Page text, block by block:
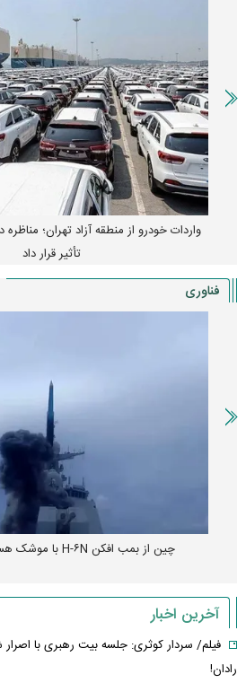
واردات خودرو از منطقه آزاد تهران؛
تأثیر قرار داد
فناوری
چین از بمب افکن H-۶N با موشک هسته‌ای رونمایی کرد
آخرین اخبار
فیلم/ سردار کوثری: جلسه بیت رهبری با
رادان!